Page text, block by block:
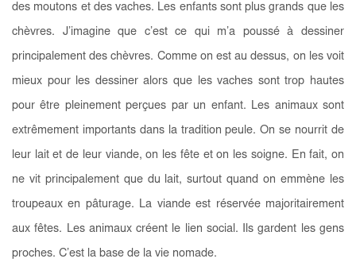
des moutons et des vaches. Les enfants sont plus grands que les
chèvres. J’imagine que c’est ce qui m’a poussé à dessiner
principalement des chèvres. Comme on est au dessus, on les voit
mieux pour les dessiner alors que les vaches sont trop hautes
pour être pleinement perçues par un enfant. Les animaux sont
extrêmement importants dans la tradition peule. On se nourrit de
leur lait et de leur viande, on les fête et on les soigne. En fait, on
ne vit principalement que du lait, surtout quand on emmène les
troupeaux en pâturage. La viande est réservée majoritairement
aux fêtes. Les animaux créent le lien social. Ils gardent les gens
proches. C’est la base de la vie nomade.